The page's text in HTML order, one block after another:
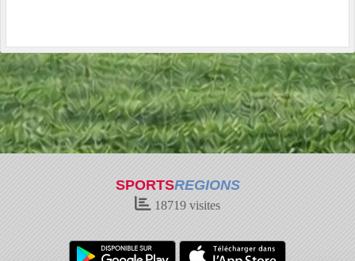
SPORTSREGIONS
18719 visites